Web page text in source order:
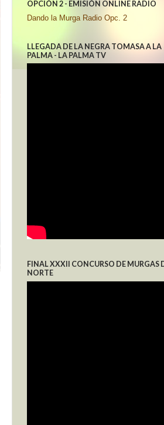
OPCIÓN 2 - EMISIÓN ONLINE RADIO
Dando la Murga Radio Opc. 2
LLEGADA DE LA NEGRA TOMASA A LA
PALMA - LA PALMA TV
FINAL XXXII CONCURSO DE MURGAS
NORTE